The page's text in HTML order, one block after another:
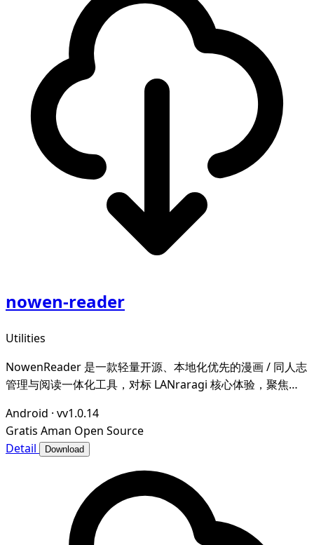
nowen-reader
Utilities
NowenReader 是一款轻量开源、本地化优先的漫画 / 同人志
管理与阅读一体化工具，对标 LANraragi 核心体验，聚焦本
画爱好者打造私域、可控、高效的个人漫画图书馆。
Android · vv1.0.14
Gratis Aman Open Source
Detail
Download